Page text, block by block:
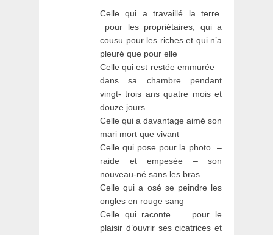
Celle qui a travaillé la terre
pour les propriétaires, qui a
cousu pour les riches et qui n’a
pleuré que pour elle
Celle qui est restée emmurée
dans sa chambre pendant
vingt- trois ans quatre mois et
douze jours
Celle qui a davantage aimé son
mari mort que vivant
Celle qui pose pour la photo –
raide et empesée – son
nouveau-né sans les bras
Celle qui a osé se peindre les
ongles en rouge sang
Celle qui raconte pour le
plaisir d’ouvrir ses cicatrices et